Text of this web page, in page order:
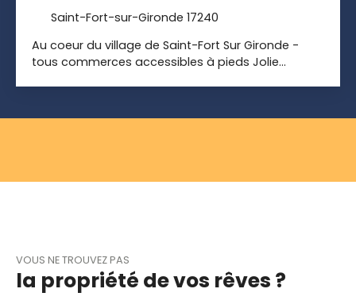
Saint-Fort-sur-Gironde 17240
Au coeur du village de Saint-Fort Sur Gironde -
tous commerces accessibles à pieds Jolie
bon état général et ne nécessite que des travaux
pour 2 places de parking Droits dans une
cour/jardin commun d'environ 300m2 Aucune
copropriété ou charges de copro.
VOUS NE TROUVEZ PAS
la propriété de vos rêves ?